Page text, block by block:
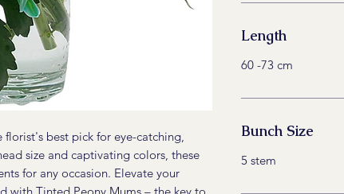
best pick for eye-catching,
size and captivating colors, these
for any occasion. Elevate your
Length
60 -73 cm
Bunch Size
5 stem